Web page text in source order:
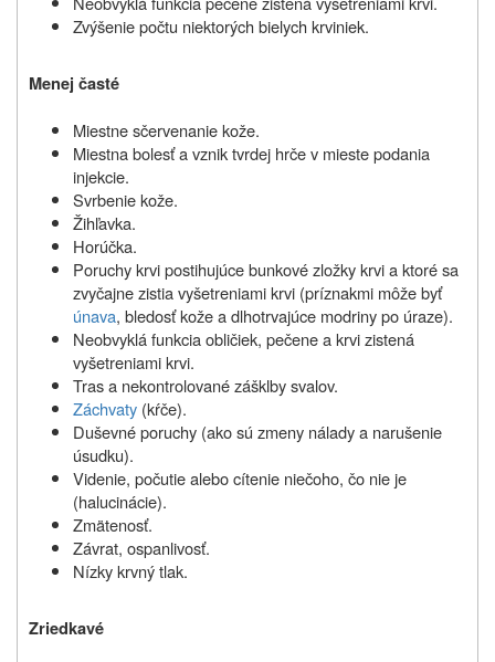
Zvýšenie počtu niektorých bielych krviniek.
Menej časté
Miestne sčervenanie kože.
Miestna bolesť a vznik tvrdej hrče v mieste podania
injekcie.
Svrbenie kože.
Žihľavka.
Horúčka.
Poruchy krvi postihujúce bunkové zložky krvi a ktoré sa
zvyčajne zistia vyšetreniami krvi (príznakmi môže byť
únava, bledosť kože a dlhotrvajúce modriny po úraze).
Neobvyklá funkcia obličiek, pečene a krvi zistená
vyšetreniami krvi.
Tras a nekontrolované zášklby svalov.
Záchvaty (kŕče).
Duševné poruchy (ako sú zmeny nálady a narušenie
úsudku).
Videnie, počutie alebo cítenie niečoho, čo nie je
(halucinácie).
Zmätenosť.
Závrat, ospanlivosť.
Nízky krvný tlak.
Zriedkavé